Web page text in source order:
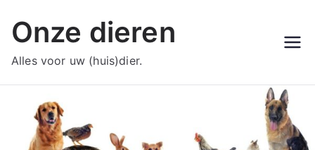
naar
inhoud
Onze dieren
Alles voor uw (huis)dier.